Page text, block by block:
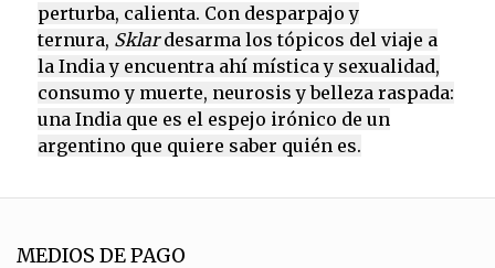
perturba, calienta. Con desparpajo y
ternura, Sklardesarma los tópicos del viaje a
la India y encuentra ahí mística y sexualidad,
consumo y muerte, neurosis y belleza raspada:
una India que es el espejo irónico de un
argentino que quiere saber quién es.
MEDIOS DE PAGO